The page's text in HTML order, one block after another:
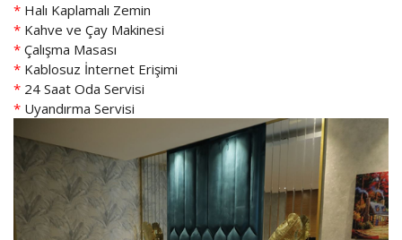
* Halı Kaplamalı Zemin
* Kahve ve Çay Makinesi
* Çalışma Masası
* Kablosuz İnternet Erişimi
* 24 Saat Oda Servisi
* Uyandırma Servisi